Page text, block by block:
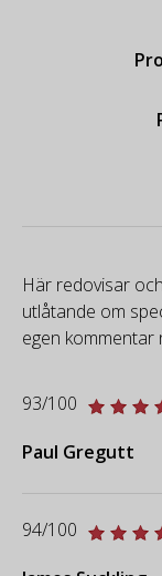
Här redovisar
utlåtande om
egen kommentar
93/100
Paul Gregutt
94/100